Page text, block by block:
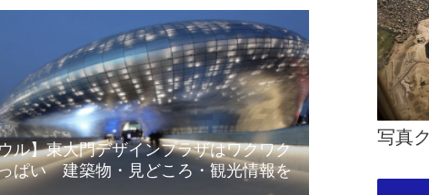
ウル】東大門デザインプラザはワクワク
ぱい 建築物・見どころ・観光情報を
写真